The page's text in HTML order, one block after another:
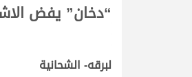
“دخان” يفض
لبرقه- الشحانية